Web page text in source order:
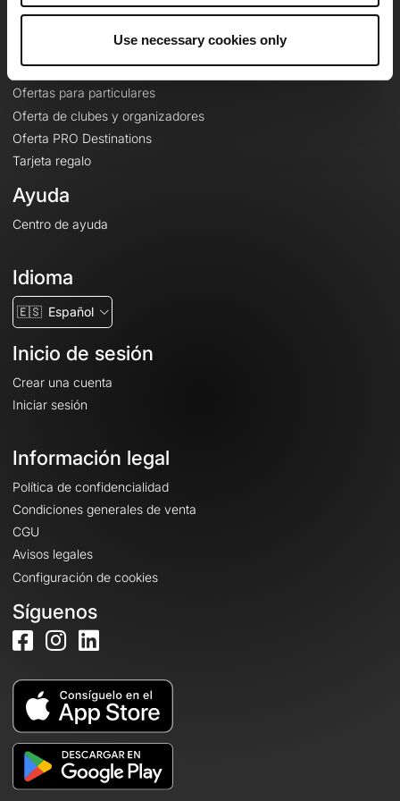
Use necessary cookies only
Ofertas
Mapas base topográficos
Funciones
Ofertas para particulares
Oferta de clubes y organizadores
Oferta PRO Destinations
Tarjeta regalo
Ayuda
Centro de ayuda
Idioma
🇪🇸 Español
Inicio de sesión
Crear una cuenta
Iniciar sesión
Información legal
Política de confidencialidad
Condiciones generales de venta
CGU
Avisos legales
Configuración de cookies
Síguenos